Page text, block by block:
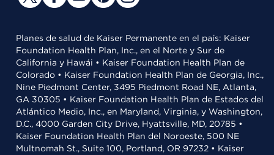
Planes de salud de Kaiser Permanente en el país: Kaiser
Foundation Health Plan, Inc., en el Norte y Sur de
California y Hawái • Kaiser Foundation Health Plan de
Colorado • Kaiser Foundation Health Plan de Georgia, Inc.,
Nine Piedmont Center, 3495 Piedmont Road NE, Atlanta,
GA 30305 • Kaiser Foundation Health Plan de Estados del
Atlántico Medio, Inc., en Maryland, Virginia, y Washington,
D.C., 4000 Garden City Drive, Hyattsville, MD, 20785 •
Kaiser Foundation Health Plan del Noroeste, 500 NE
Multnomah St., Suite 100, Portland, OR 97232 • Kaiser